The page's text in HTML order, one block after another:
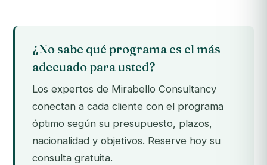
¿No sabe qué programa es el más
adecuado para usted?
Los expertos de Mirabello Consultancy
conectan a cada cliente con el programa
óptimo según su presupuesto, plazos,
nacionalidad y objetivos. Reserve hoy su
consulta gratuita.